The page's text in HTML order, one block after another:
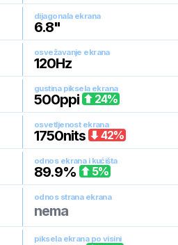
dijagonala ekrana
6.8"
osvežavanje ekrana
120Hz
gustina piksela ekrana
500ppi 24%
osvetljenost ekrana
1750nits 42%
odnos ekrana i kućišta
89.9% 5%
odnos strana ekrana
nema
piksela ekrana po visini